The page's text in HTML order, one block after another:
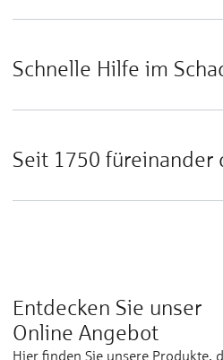
Schnelle Hilfe im
Seit 1750 füreinander
Entdecken Sie unser
Online Angebot
Hier finden Sie unsere Produkte,